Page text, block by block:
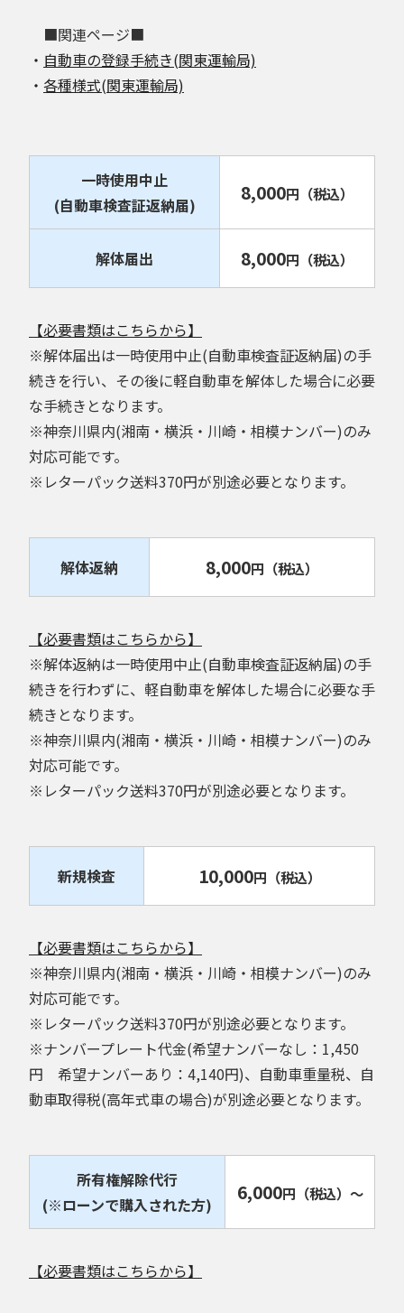
■関連ページ■
・ 自動車の登録手続き(関東運輸局)
・ 各種様式(関東運輸局)
一時使用中止
(自動車検査証返納届)
8,000円 （税込）
解体届出 8,000円 （税込）
【必要書類はこちらから】
※解体届出は一時使用中止(自動車検査証返納届)の手
続きを行い、その後に軽自動車を解体した場合に必要
な手続きとなります。
※神奈川県内(湘南・横浜・川崎・相模ナンバー)のみ
対応可能です。
※レターパック送料370円が別途必要となります。
解体返納 8,000円 （税込）
【必要書類はこちらから】
※解体返納は一時使用中止(自動車検査証返納届)の手
続きを行わずに、軽自動車を解体した場合に必要な手
続きとなります。
※神奈川県内(湘南・横浜・川崎・相模ナンバー)のみ
対応可能です。
※レターパック送料370円が別途必要となります。
新規検査 10,000円 （税込）
【必要書類はこちらから】
※神奈川県内(湘南・横浜・川崎・相模ナンバー)のみ
対応可能です。
※レターパック送料370円が別途必要となります。
※ナンバープレート代金(希望ナンバーなし：1,450
円 希望ナンバーあり：4,140円)、自動車重量税、自
動車取得税(高年式車の場合)が別途必要となります。
所有権解除代行
(※ローンで購入された方)
6,000円 （税込） ～
【必要書類はこちらから】